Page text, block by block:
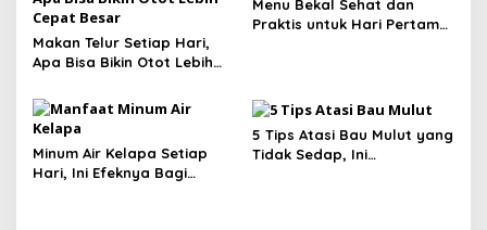
Makan Telur Setiap Hari,
Apa Bisa Bikin Otot Lebih
Faktanya!
Menu Bekal Sehat dan
Praktis untuk Hari Pertama
Minum Air Kelapa Setiap
Hari, Ini Efeknya Bagi
5 Tips Atasi Bau Mulut yang
Tidak Sedap, Ini